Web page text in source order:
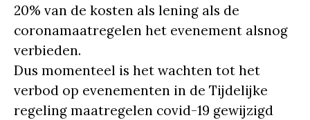
20% van de kosten als lening als de
coronamaatregelen het evenement alsnog
verbieden.
Dus momenteel is het wachten tot het
verbod op evenementen in de Tijdelijke
regeling maatregelen covid-19 gewijzigd